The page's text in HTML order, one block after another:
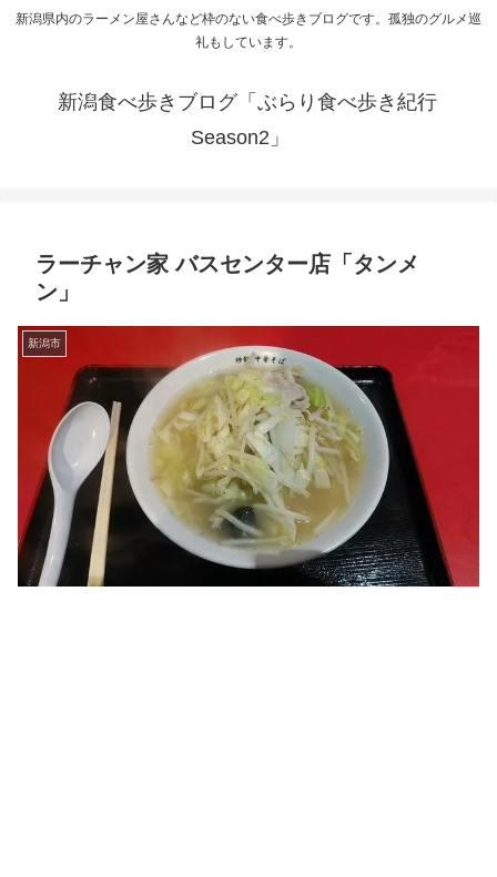
新潟県内のラーメン屋さんなど枠のない食べ歩きブログです。孤独のグルメ巡
礼もしています。
新潟食べ歩きブログ「ぶらり食べ歩き紀行
Season2」
ラーチャン家 バスセンター店「タンメ
ン」
新潟市